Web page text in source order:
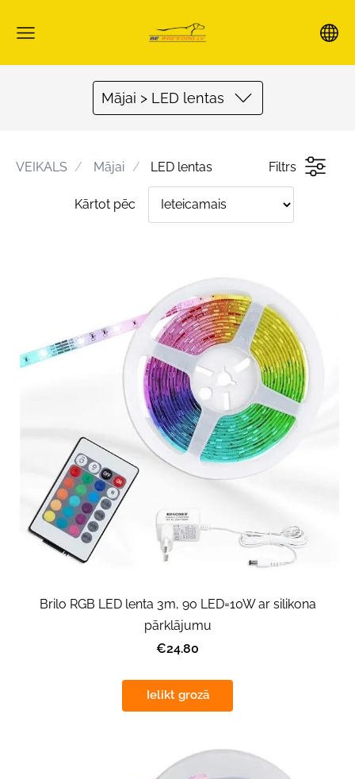
Mājai > LED lentas
VEIKALS Mājai LED lentas Filtrs
Kārtot pēc
Brilo RGB LED lenta 3m, 90 LED=10W ar silikona
pārklājumu
€24.80
Ielikt grozā